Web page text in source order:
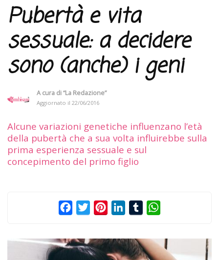
Pubertà e vita
sessuale: a decidere
sono (anche) i geni
A cura di“La Redazione”
Aggiornato il 22/06/2016
Alcune variazioni genetiche influenzano l’età
della pubertà che a sua volta influirebbe sulla
prima esperienza sessuale e sul
concepimento del primo figlio
FacebookTwitterPinterestLinkedInTumblr